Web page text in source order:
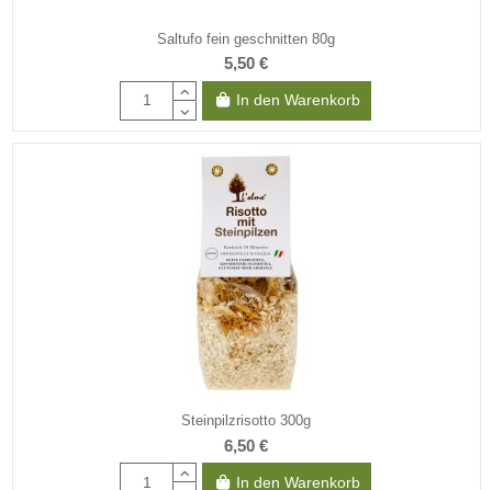
Saltufo fein geschnitten 80g
5,50 €
In den Warenkorb
Steinpilzrisotto 300g
6,50 €
In den Warenkorb